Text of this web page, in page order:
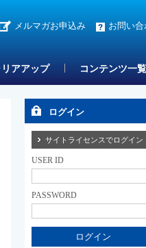
メルマガお申込み お問い合
アアップ コンテンツ一覧
ログイン
サイトライセンスでログイン
USER ID
PASSWORD